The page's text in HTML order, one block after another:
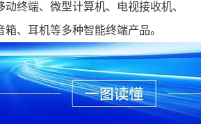
端、微型计算机、电视接收机、
、耳机等多种智能终端产品。